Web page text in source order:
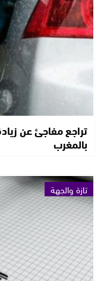
تراجع مفاجئ عن
بالمغرب
تازة والجهة